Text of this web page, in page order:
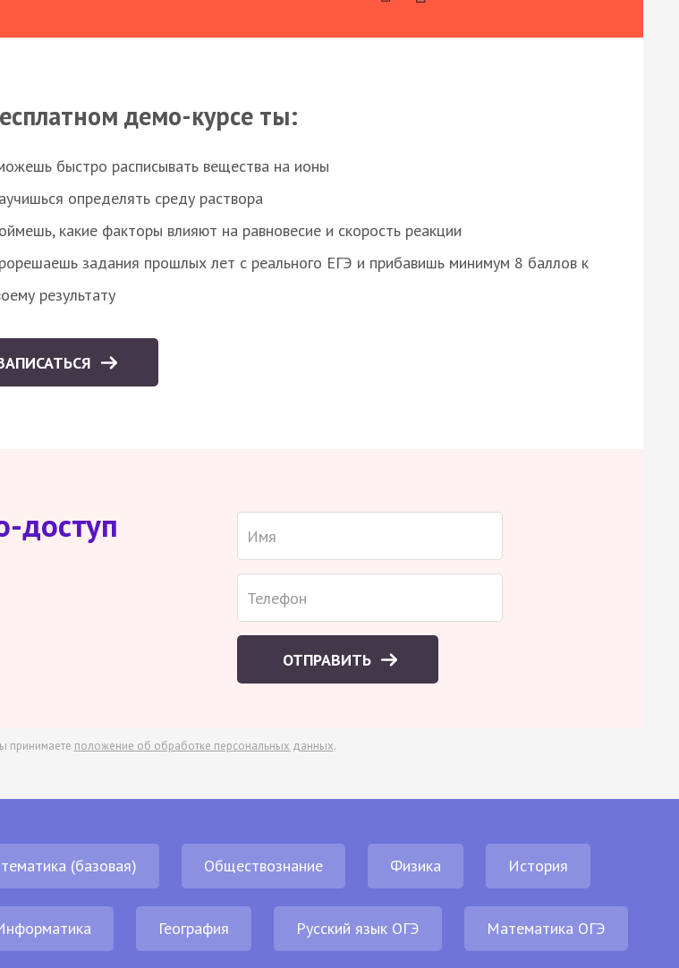
демо-курсе ты:
быстро расписывать вещества на ионы
определять среду раствора
какие факторы влияют на равновесие и скорость реакции
задания прошлых лет с реального ЕГЭ и прибавишь минимум 8 баллов к
результату
доступ
ОТПРАВИТЬ
принимаете положение об обработке персональных данных.
(базовая) Обществознание Физика История
География Русский язык ОГЭ Математика ОГЭ